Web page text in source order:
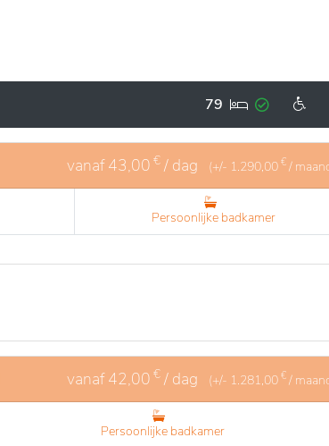
79
vanaf43,00 € / dag (+/- 1.290,00 € /
Persoonlijke badkamer
vanaf42,00 € / dag (+/- 1.281,00 € /
Persoonlijke badkamer